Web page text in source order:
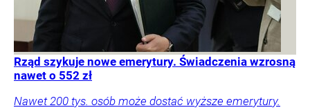
Rząd szykuje nowe emerytury. Świadczenia wzrosną
nawet o 552 zł
Nawet 200 tys. osób może dostać wyższe emerytury.